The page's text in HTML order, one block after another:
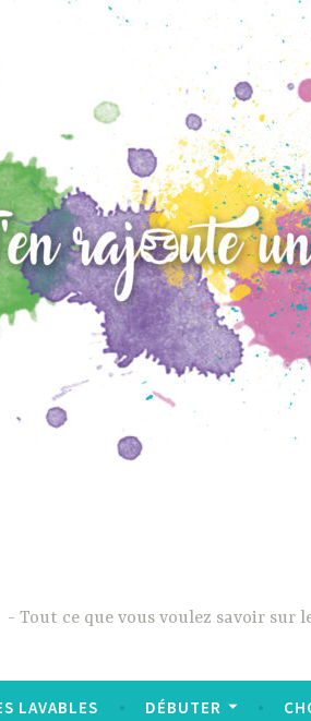
Tout ce que vous voulez savoir sur
LAVABLES DÉBUTER